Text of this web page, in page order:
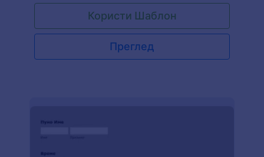
Користи Шаблон
Преглед